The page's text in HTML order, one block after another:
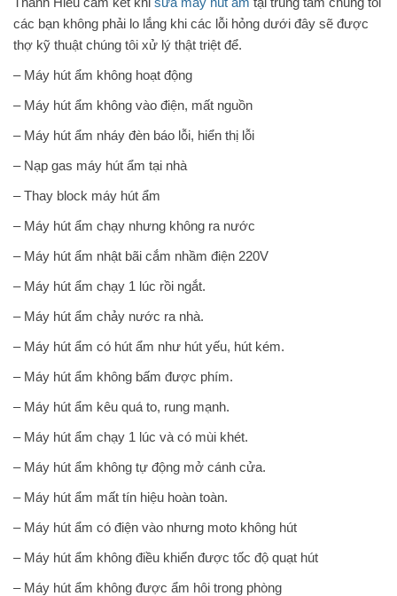
các bạn không phải lo lắng khi các lỗi hỏng dưới đây sẽ được
thợ kỹ thuật chúng tôi xử lý thật triệt để.
– Máy hút ẩm không hoạt động
– Máy hút ẩm không vào điện, mất nguồn
– Máy hút ẩm nháy đèn báo lỗi, hiển thị lỗi
– Nạp gas máy hút ẩm tại nhà
– Thay block máy hút ẩm
– Máy hút ẩm chạy nhưng không ra nước
– Máy hút ẩm nhật bãi cắm nhầm điện 220V
– Máy hút ẩm chạy 1 lúc rồi ngắt.
– Máy hút ẩm chảy nước ra nhà.
– Máy hút ẩm có hút ẩm như hút yếu, hút kém.
– Máy hút ẩm không bấm được phím.
– Máy hút ẩm kêu quá to, rung mạnh.
– Máy hút ẩm chạy 1 lúc và có mùi khét.
– Máy hút ẩm không tự động mở cánh cửa.
– Máy hút ẩm mất tín hiệu hoàn toàn.
– Máy hút ẩm có điện vào nhưng moto không hút
– Máy hút ẩm không điều khiển được tốc độ quạt hút
– Máy hút ẩm không được ẩm hôi trong phòng